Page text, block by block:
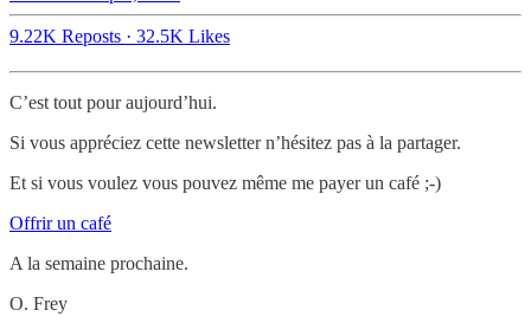
9.22K Reposts · 32.5K Likes
C’est tout pour aujourd’hui.
Si vous appréciez cette newsletter n’hésitez pas à la partager.
Et si vous voulez vous pouvez même me payer un café ;-)
Offrir un café
A la semaine prochaine.
O. Frey